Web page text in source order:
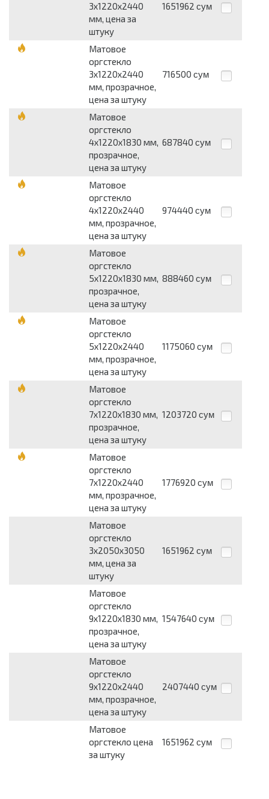
3х1220х2440
мм, цена за
штуку
1651962 сум
Матовое
оргстекло
3х1220х2440
мм, прозрачное,
цена за штуку
716500 сум
Матовое
оргстекло
4х1220х1830 мм,
прозрачное,
цена за штуку
687840 сум
Матовое
оргстекло
4х1220х2440
мм, прозрачное,
цена за штуку
974440 сум
Матовое
оргстекло
5х1220х1830 мм,
прозрачное,
цена за штуку
888460 сум
Матовое
оргстекло
5х1220х2440
мм, прозрачное,
цена за штуку
1175060 сум
Матовое
оргстекло
7х1220х1830 мм,
прозрачное,
цена за штуку
1203720 сум
Матовое
оргстекло
7х1220х2440
мм, прозрачное,
цена за штуку
1776920 сум
Матовое
оргстекло
3х2050х3050
мм, цена за
штуку
1651962 сум
Матовое
оргстекло
9х1220х1830 мм,
прозрачное,
цена за штуку
1547640 сум
Матовое
оргстекло
9х1220х2440
мм, прозрачное,
цена за штуку
2407440 сум
Матовое
оргстекло цена
за штуку
1651962 сум